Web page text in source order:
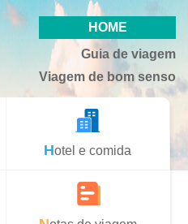
HOME
Guia de viagem
Viagem de bom senso
Hotel e comida